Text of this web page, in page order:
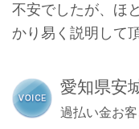
不安でしたが、ほ
かり易く説明して
愛知県安
過払い金お